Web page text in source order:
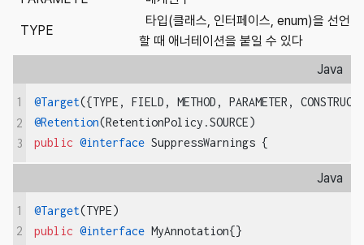
TYPE
타입(클래스, 인터페이스, enum)을 선언
할 때 애너테이션을 붙일 수 있다
Java
1
2
3
@Target
@Retention
public @interface SuppressWarnings {
Java
1
2
@Target
public @interface MyAnnotation{}